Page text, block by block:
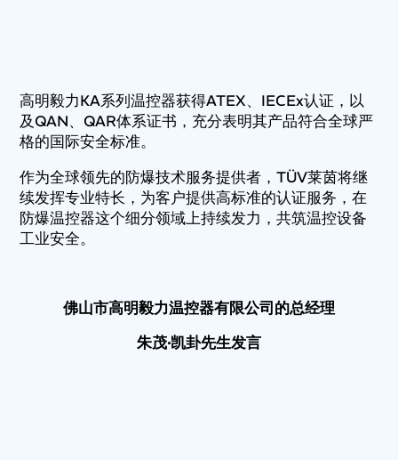
高明毅力KA系列温控器获得ATEX、IECEx认证，以
及QAN、QAR体系证书，充分表明其产品符合全球严
格的国际安全标准。
作为全球领先的防爆技术服务提供者，TÜV莱茵将继
续发挥专业特长，为客户提供高标准的认证服务，在
防爆温控器这个细分领域上持续发力，共筑温控设备
工业安全。
佛山市高明毅力温控器有限公司的总经理
朱茂·凯卦先生发言